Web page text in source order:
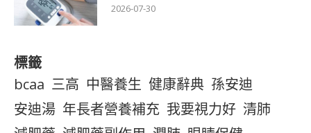
2026-07-30
標籤
bcaa 三高 中醫養生 健康辭典 孫安迪
安迪湯 年長者營養補充 我要視力好 清肺